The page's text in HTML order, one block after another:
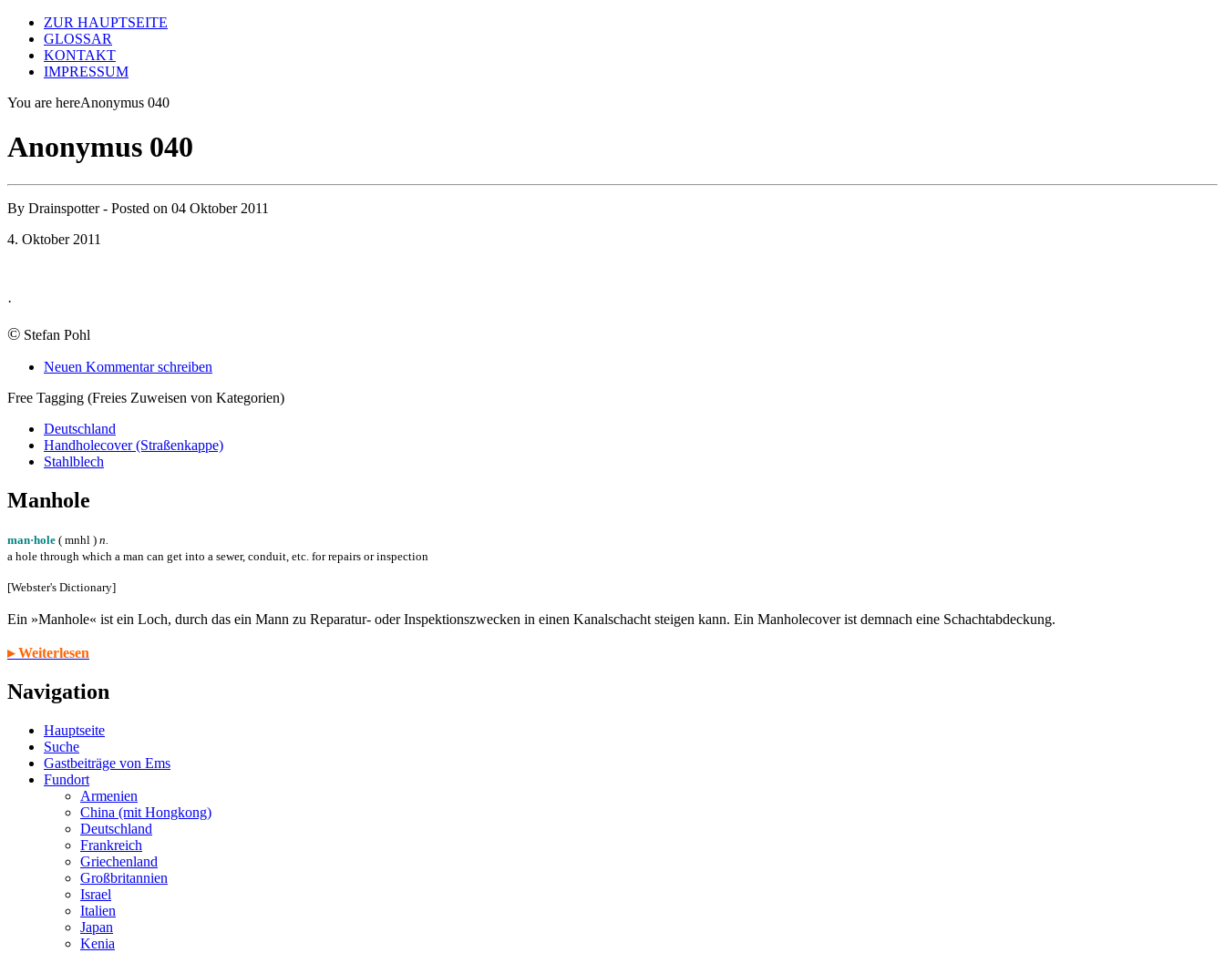
ZUR HAUPTSEITE
GLOSSAR
KONTAKT
IMPRESSUM
You are hereAnonymus 040
Anonymus 040
By Drainspotter- Posted on 04 Oktober 2011
4. Oktober 2011
·
© Stefan Pohl
Neuen Kommentar schreiben
Free Tagging (Freies Zuweisen von Kategorien)
Deutschland
Handholecover (Straßenkappe)
Stahlblech
Manhole
man·hole ( mnhl ) n.
a hole through which a man can get into a sewer, conduit, etc. for repairs or inspection
[Webster's Dictionary]
Ein »Manhole« ist ein Loch, durch das ein Mann zu Reparatur- oder Inspektionszwecken in einen Kanalschacht steigen kann. Ein Manholecover ist demnach eine Schachtabdeckung.
▸ Weiterlesen
Navigation
Hauptseite
Suche
Gastbeiträge von Ems
Fundort
Armenien
China (mit Hongkong)
Deutschland
Frankreich
Griechenland
Großbritannien
Israel
Italien
Japan
Kenia